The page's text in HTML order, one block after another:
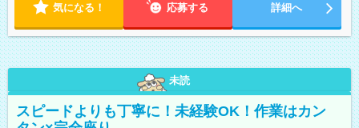
気になる！ 応募する 詳細へ
未読
スピードよりも丁寧に！未経験OK！作業はカン